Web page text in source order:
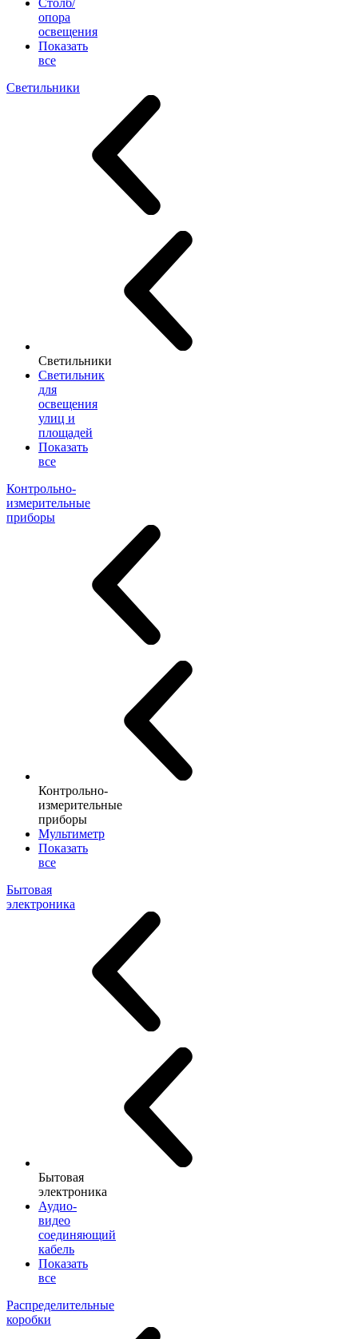
Столб/
опора
освещения
Показать
все
Светильники
Светильники
Светильник
для
освещения
улиц и
площадей
Показать
все
Контрольно-
измерительные
приборы
Контрольно-
измерительные
приборы
Мультиметр
Показать
все
Бытовая
электроника
Бытовая
электроника
Аудио-
видео
соединяющий
кабель
Показать
все
Распределительные
коробки